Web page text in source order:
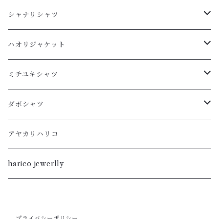
シャナリシャツ
長袖
XL
L
半袖
XL
L
ハオリジャケット
L
M
S
ミチユキシャツ
L
M
S
ダボシャツ
柿渋
XL
暮染
アヤカリハリコ
harico jewerlly